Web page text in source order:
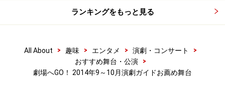
ランキングをもっと見る
All About > 趣味 > エンタメ > 演劇・コンサート
>
おすすめ舞台・公演
>
劇場へGO！ 2014年9～10月演劇ガイドお薦め舞台